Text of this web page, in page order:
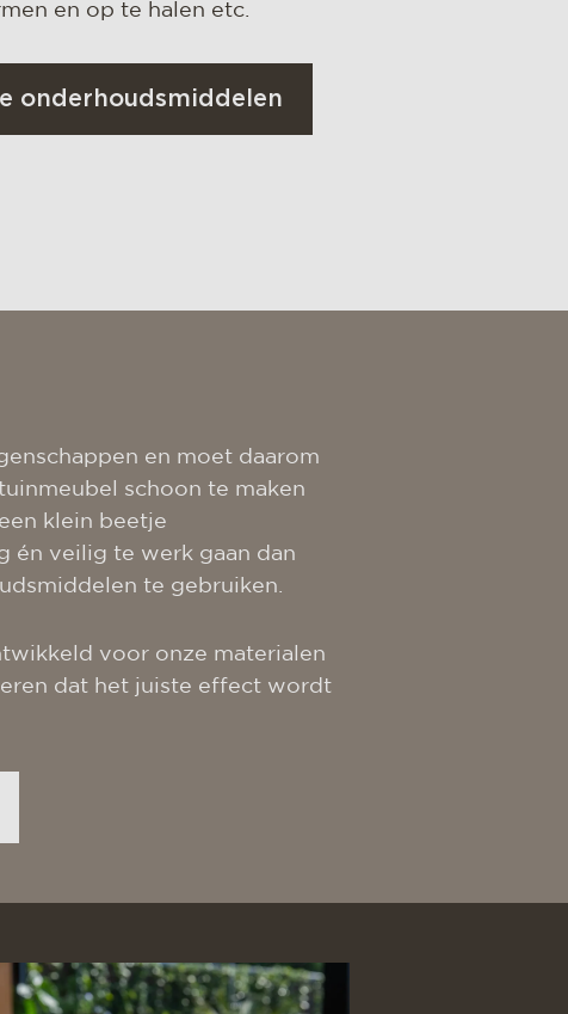
en op te halen etc.
onderhoudsmiddelen
en moet daarom
schoon te maken
klein beetje
én veilig te werk gaan dan
te gebruiken.
voor onze materialen
dat het juiste effect wordt